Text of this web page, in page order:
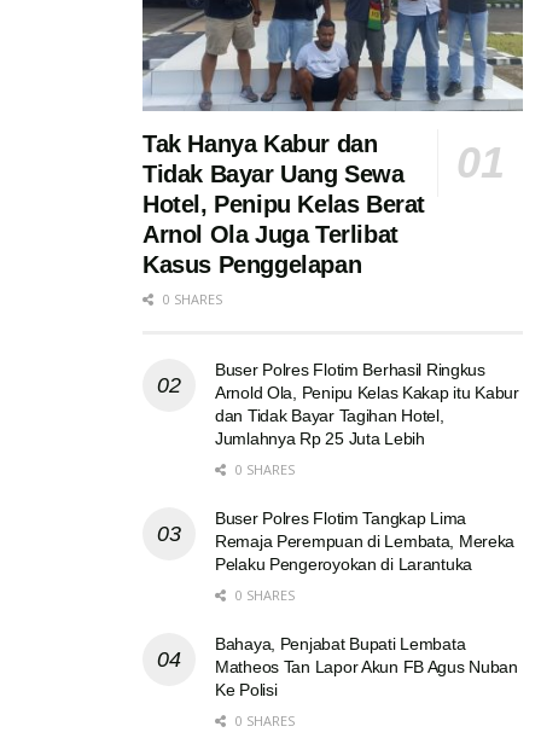
Tak Hanya Kabur dan
Tidak Bayar Uang Sewa
Hotel, Penipu Kelas Berat
Arnol Ola Juga Terlibat
Kasus Penggelapan
0 SHARES
Buser Polres Flotim Berhasil Ringkus
Arnold Ola, Penipu Kelas Kakap itu Kabur
dan Tidak Bayar Tagihan Hotel,
Jumlahnya Rp 25 Juta Lebih
0 SHARES
Buser Polres Flotim Tangkap Lima
Remaja Perempuan di Lembata, Mereka
Pelaku Pengeroyokan di Larantuka
0 SHARES
Bahaya, Penjabat Bupati Lembata
Matheos Tan Lapor Akun FB Agus Nuban
Ke Polisi
0 SHARES